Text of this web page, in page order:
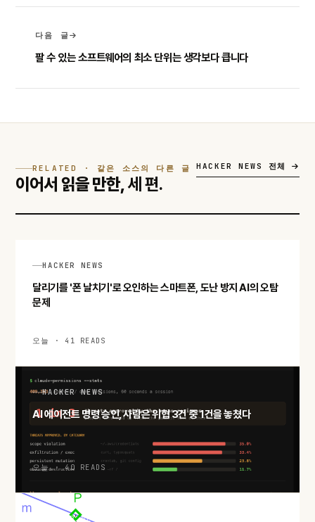
다음 글
팔 수 있는 소프트웨어의 최소 단위는 생각보다 큽니다
RELATED · 같은 소스의 다른 글
이어서 읽을 만한,세 편.
HACKER NEWS 전체
HACKER NEWS
달리기를 '폰 날치기'로 오인하는 스마트폰, 도난 방지 AI의 오탐
문제
오늘 · 41 READS
HACKER NEWS
AI 에이전트 명령 승인, 사람은 위협 3건 중 1건을 놓쳤다
오늘 · 40 READS
HACKER NEWS